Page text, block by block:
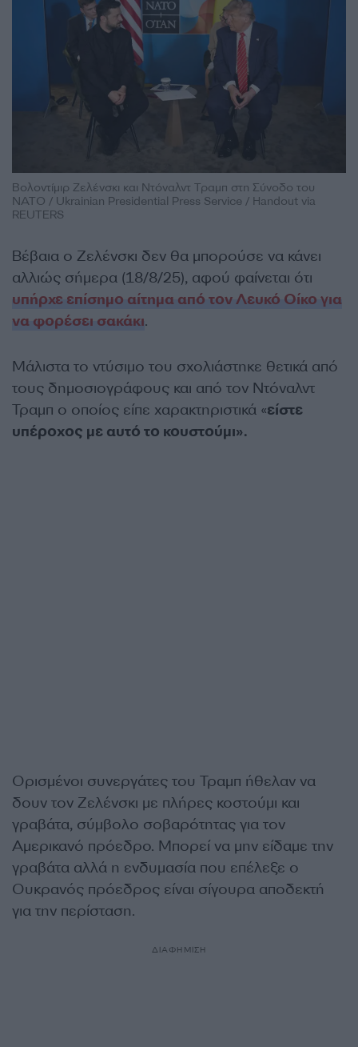
Βολοντίμιρ Ζελένσκι και Ντόναλντ Τραμπ στη Σύνοδο του
ΝΑΤΟ / Ukrainian Presidential Press Service / Handout via
REUTERS
Βέβαια ο Ζελένσκι δεν θα μπορούσε να κάνει
αλλιώς σήμερα (18/8/25), αφού φαίνεται ότι
υπήρχε επίσημο αίτημα από τον Λευκό Οίκο για
να φορέσει σακάκι.
Μάλιστα το ντύσιμο του σχολιάστηκε θετικά από
τους δημοσιογράφους και από τον Ντόναλντ
Τραμπ ο οποίος είπε χαρακτηριστικά «είστε
υπέροχος με αυτό το κουστούμι».
Ορισμένοι συνεργάτες του Τραμπ ήθελαν να
δουν τον Ζελένσκι με πλήρες κοστούμι και
γραβάτα, σύμβολο σοβαρότητας για τον
Αμερικανό πρόεδρο. Μπορεί να μην είδαμε την
γραβάτα αλλά η ενδυμασία που επέλεξε ο
Ουκρανός πρόεδρος είναι σίγουρα αποδεκτή
για την περίσταση.
ΔΙΑΦΗΜΙΣΗ